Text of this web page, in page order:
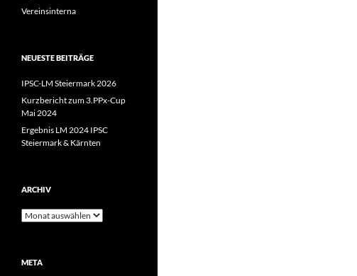
Vereinsinterna
NEUESTE BEITRÄGE
IPSC-LM Steiermark 2026
Kurzbericht zum 3.PPx-Cup
Mai 2024
Ergebnis LM 2024 IPSC
Steiermark & Kärnten
ARCHIV
Archiv
META